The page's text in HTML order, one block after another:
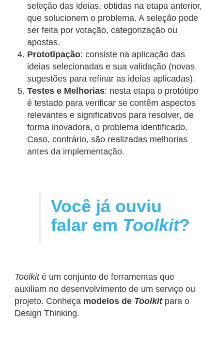
seleção das ideias, obtidas na etapa anterior,
que solucionem o problema. A seleção pode
ser feita por votação, categorização ou
apostas.
Prototipação: consiste na aplicação das
ideias selecionadas e sua validação (novas
sugestões para refinar as ideias aplicadas).
Testes e Melhorias: nesta etapa o protótipo
é testado para verificar se contêm aspectos
relevantes e significativos para resolver, de
forma inovadora, o problema identificado.
Caso, contrário, são realizadas melhorias
antes da implementação.
Você já ouviu
falar em Toolkit?
Toolkité um conjunto de ferramentas que
auxiliam no desenvolvimento de um serviço ou
projeto. Conheça modelos de Toolkit para o
Design Thinking.